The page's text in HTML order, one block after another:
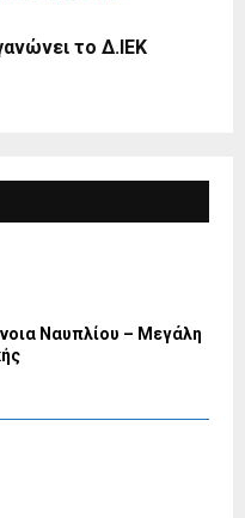
το Δ.ΙΕΚ
Ναυπλίου – Μεγάλη